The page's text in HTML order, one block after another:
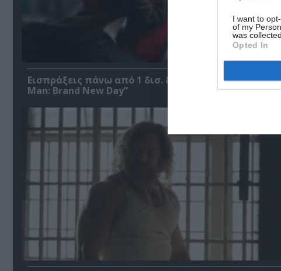
I want to
of my
was collected.
Opted In
Εισπράξεις πάνω από 1 δισ. δολάρια για το “Spider-
Man: Brand New Day”